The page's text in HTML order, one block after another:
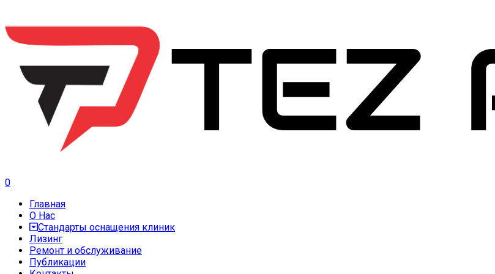
0
Главная
О Нас
Стандарты оснащения клиник
Лизинг
Ремонт и обслуживание
Публикации